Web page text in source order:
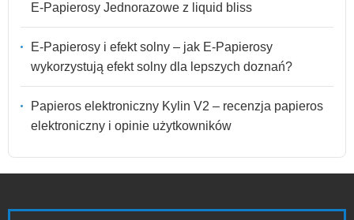
E-Papierosy Jednorazowe z liquid bliss
E-Papierosy i efekt solny – jak E-Papierosy
wykorzystują efekt solny dla lepszych doznań?
Papieros elektroniczny Kylin V2 – recenzja papieros
elektroniczny i opinie użytkowników